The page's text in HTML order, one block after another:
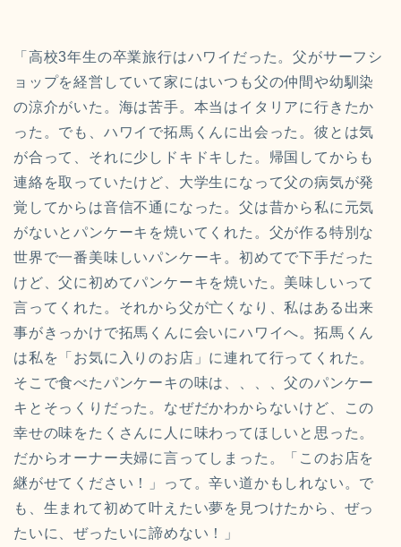
「高校3年生の卒業旅行はハワイだった。父がサーフシ
ョップを経営していて家にはいつも父の仲間や幼馴染
の涼介がいた。海は苦手。本当はイタリアに行きたか
った。でも、ハワイで拓馬くんに出会った。彼とは気
が合って、それに少しドキドキした。帰国してからも
連絡を取っていたけど、大学生になって父の病気が発
覚してからは音信不通になった。父は昔から私に元気
がないとパンケーキを焼いてくれた。父が作る特別な
世界で一番美味しいパンケーキ。初めてで下手だった
けど、父に初めてパンケーキを焼いた。美味しいって
言ってくれた。それから父が亡くなり、私はある出来
事がきっかけで拓馬くんに会いにハワイへ。拓馬くん
は私を「お気に入りのお店」に連れて行ってくれた。
そこで食べたパンケーキの味は、、、、父のパンケー
キとそっくりだった。なぜだかわからないけど、この
幸せの味をたくさんに人に味わってほしいと思った。
だからオーナー夫婦に言ってしまった。「このお店を
継がせてください！」って。辛い道かもしれない。で
も、生まれて初めて叶えたい夢を見つけたから、ぜっ
たいに、ぜったいに諦めない！」